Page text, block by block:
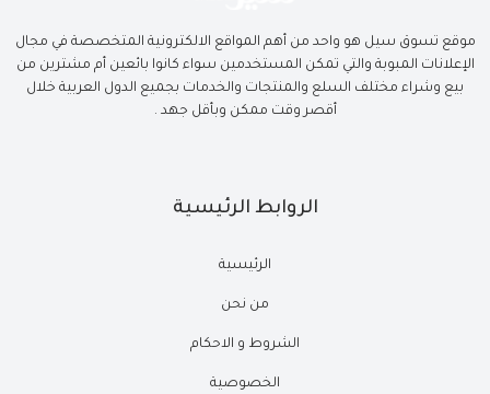
موقع تسوق سيل هو واحد من أهم المواقع الالكترونية المتخصصة في مجال
الإعلانات المبوبة والتي تمكن المستخدمين سواء كانوا بائعين أم مشترين من
بيع وشراء مختلف السلع والمنتجات والخدمات بجميع الدول العربية خلال
أقصر وقت ممكن وبأقل جهد .
الروابط الرئيسية
الرئيسية
من نحن
الشروط و الاحكام
الخصوصية